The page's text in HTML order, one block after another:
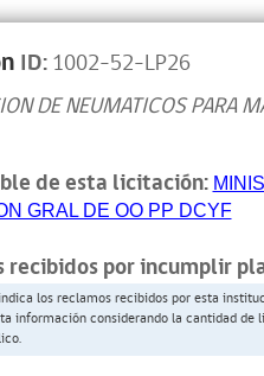
ID:1002-52-LP26
DE NEUMATICOS PARA
de esta licitación:
GRAL DE OO PP DCYF
recibidos por incumplir
los reclamos recibidos por esta
información considerando la cantidad